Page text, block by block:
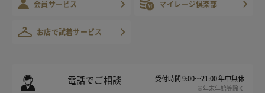
会員サービス マイレージ倶楽部
お店で試着サービス
電話でご相談 受付時間 9:00～21:00 年中無休
※年末年始等除く